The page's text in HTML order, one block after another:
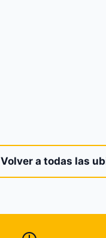
a todas las